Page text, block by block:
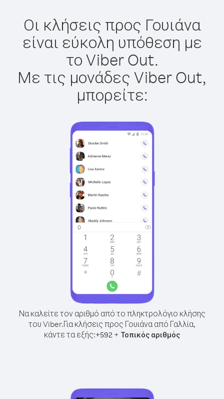
Οι κλήσεις προς Γουιάνα
είναι εύκολη υπόθεση με
το Viber Out.
Με τις μονάδες Viber Out,
μπορείτε:
Να καλείτε τον αριθμό από το πληκτρολόγιο κλήσης
του Viber.Για κλήσεις προς Γουιάνα από Γαλλία,
κάντε τα εξής:+592 + Τοπικός αριθμός